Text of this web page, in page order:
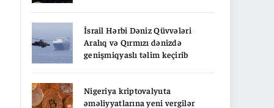
İsrail Hərbi Dəniz Qüvvələri
Aralıq və Qırmızı dənizdə
genişmiqyaslı təlim keçirib
Nigeriya kriptovalyuta
əməliyyatlarına yeni vergilər